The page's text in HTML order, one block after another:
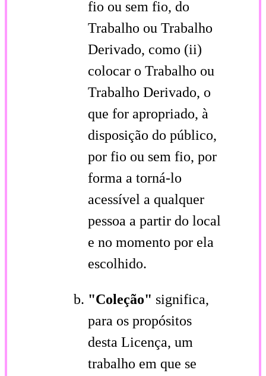
fio ou sem fio, do
Trabalho ou Trabalho
Derivado, como (ii)
colocar o Trabalho ou
Trabalho Derivado, o
que for apropriado, à
disposição do público,
por fio ou sem fio, por
forma a torná-lo
acessível a qualquer
pessoa a partir do local
e no momento por ela
escolhido.
"Coleção" significa,
para os propósitos
desta Licença, um
trabalho em que se